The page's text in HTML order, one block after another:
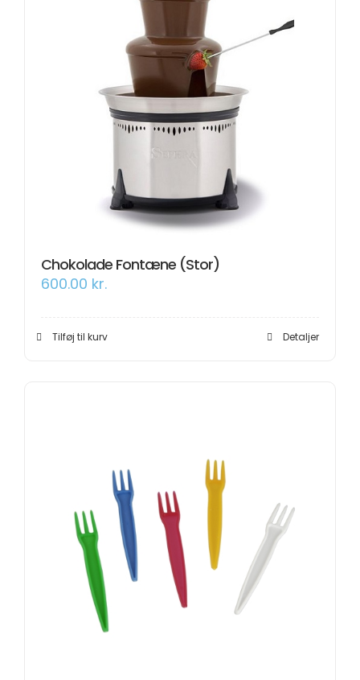
Chokolade Fontæne (Stor)
600.00 kr.
Tilføj til kurv Detaljer